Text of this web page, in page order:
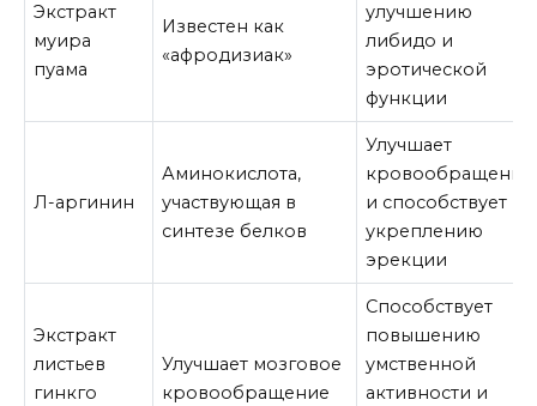
Экстракт
муира
пуама
Известен как
«афродизиак»
улучшению
либидо и
эротической
функции
Л-аргинин
Аминокислота,
участвующая в
синтезе белков
Улучшает
кровообращение
и способствует
укреплению
эрекции
Экстракт
листьев
гинкго
Улучшает мозговое
кровообращение
Способствует
повышению
умственной
активности и